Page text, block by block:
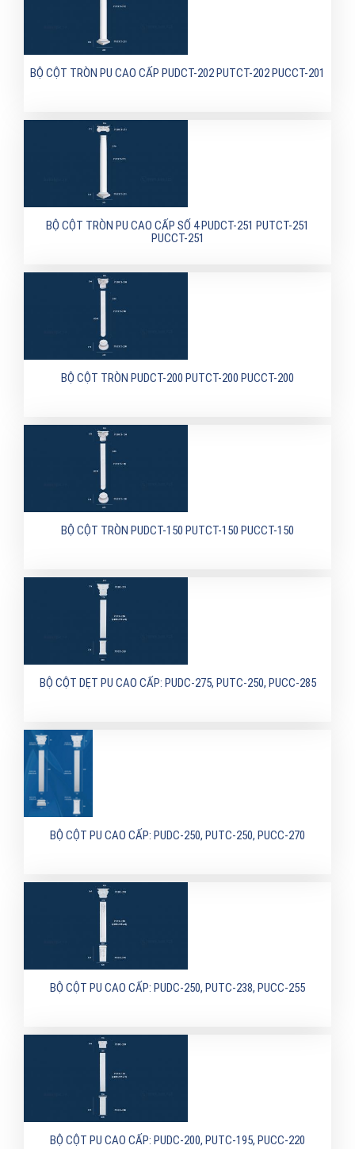
BỘ CỘT TRÒN PU CAO CẤP PUDCT-202 PUTCT-202 PUCCT-201
BỘ CỘT TRÒN PU CAO CẤP SỐ 4 PUDCT-251 PUTCT-251
PUCCT-251
BỘ CỘT TRÒN PUDCT-200 PUTCT-200 PUCCT-200
BỘ CỘT TRÒN PUDCT-150 PUTCT-150 PUCCT-150
BỘ CỘT DẸT PU CAO CẤP: PUDC-275, PUTC-250, PUCC-285
BỘ CỘT PU CAO CẤP: PUDC-250, PUTC-250, PUCC-270
BỘ CỘT PU CAO CẤP: PUDC-250, PUTC-238, PUCC-255
BỘ CỘT PU CAO CẤP: PUDC-200, PUTC-195, PUCC-220